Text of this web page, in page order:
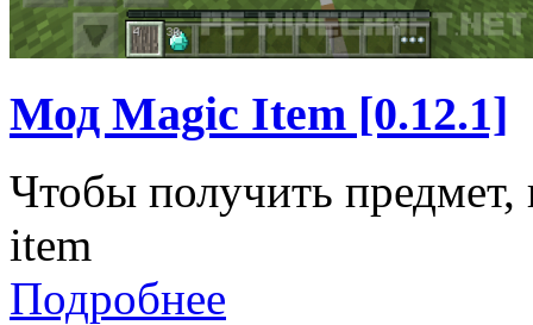
Мод Magic Item [0.12.1]
Чтобы получить
item
Подробнее